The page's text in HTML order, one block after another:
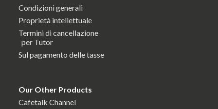
Condizioni generali
Proprietà intellettuale
Termini di cancellazione
per Tutor
Sul pagamento delle tasse
Our Other Products
Cafetalk Channel